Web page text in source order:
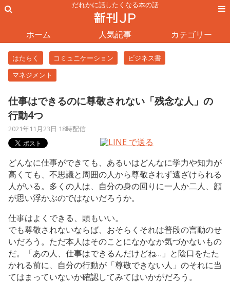
だれかに話したくなる本の話
ホーム 人気記事 カテゴリー
はたらく コミュニケーション
ビジネス書
マネジメント
仕事はできるのに尊敬されない「残念な人」の
行動4つ
2021年11月23日 18時配信
どんなに仕事ができても、あるいはどんなに学力や知力が
高くても、不思議と周囲の人から尊敬されず遠ざけられる
人がいる。多くの人は、自分の身の回りに一人か二人、顔
が思い浮かぶのではないだろうか。
仕事はよくできる、頭もいい。
でも尊敬されないならば、おそらくそれは普段の言動のせ
いだろう。ただ本人はそのことになかなか気づかないもの
だ。「あの人、仕事はできるんだけどね…」と陰口をたた
かれる前に、自分の行動が「尊敬できない人」のそれに当
てはまっていないか確認してみてはいかがだろう。